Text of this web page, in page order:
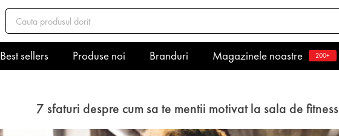
Best sellers Produse noi Branduri Magazinele noastre 200+
7 sfaturi despre cum sa te mentii motivat la sala de fitness